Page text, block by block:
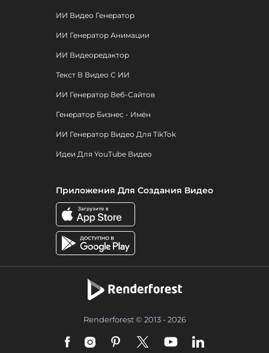
ИИ Видео Генератор
ИИ Генератор Анимации
ИИ Видеоредактор
Текст В Видео С ИИ
ИИ Генератор Веб-Сайтов
Генератор Бизнес - Имён
ИИ Генератор Видео Для TikTok
Идеи Для YouTube Видео
Приложения Для Создания Видео
Renderforest © 2013 - 2026